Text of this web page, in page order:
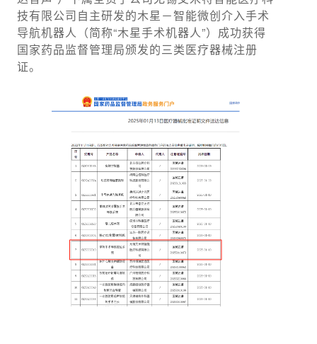
技有限公司自主研发的木星－智能微创介入手术
导航机器人（简称“木星手术机器人”）成功获得
国家药品监督管理局颁发的三类医疗器械注册
证。